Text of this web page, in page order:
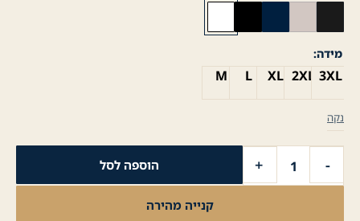
מידה
M L XL 2XL 3XL
נקה
-
של
+ הוספה לסל
קנייה מהירה